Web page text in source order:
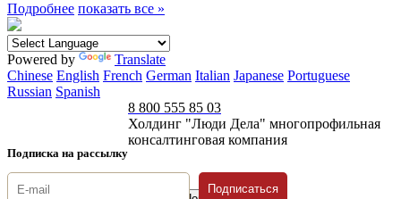
Подробнее показать все »
Powered by
Translate
Chinese English French German Italian Japanese Portuguese
Russian Spanish
Подписка на рассылку
8 800 555 85 03
Холдинг "Люди Дела" многопрофильная
консалтинговая компания
Подписаться